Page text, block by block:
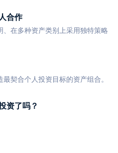
合作
、在多种资产类别上采用独特策略
契合个人投资目标的资产组合。
资了吗？